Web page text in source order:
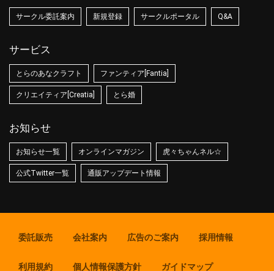
サークル委託案内 新規登録 サークルポータル Q&A
サービス
とらのあなクラフト ファンティア[Fantia]
クリエイティア[Creatia] とら婚
お知らせ
お知らせ一覧 オンラインマガジン 虎々ちゃんネル☆
公式Twitter一覧 通販アップデート情報
委託販売 会社案内 広告のご案内 採用情報
利用規約 個人情報保護方針 ガイドマップ